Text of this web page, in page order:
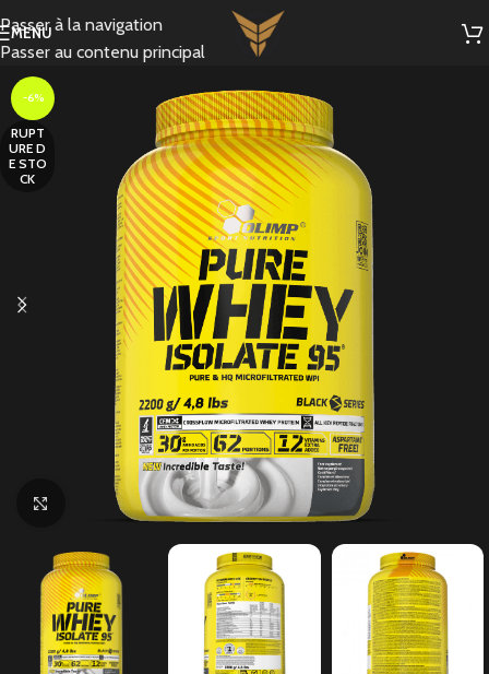
Passer à la navigation
Passer au contenu principal
MENU
-6%
RUPT
URE D
E STO
CK
Cliquez pour agrandir